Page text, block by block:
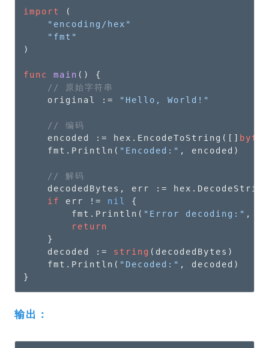
import
(
"encoding/hex"
"fmt"
)
func main ()
{
// 原始字符串
    original :=
"Hello, World!"
// 编码
    encoded := hex.EncodeToString([]
byte
    fmt.Println(
"Encoded:" , encoded)
// 解码
decodedBytes, err :=
if
err != nil
{
        fmt.Println(
"Error decoding:" ,
return
    }
    decoded :=
string (decodedBytes)
    fmt.Println(
"Decoded:" , decoded)
}
输出：